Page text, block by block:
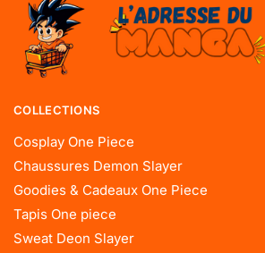
COLLECTIONS
Cosplay One Piece
Chaussures Demon Slayer
Goodies & Cadeaux One Piece
Tapis One piece
Sweat Deon Slayer